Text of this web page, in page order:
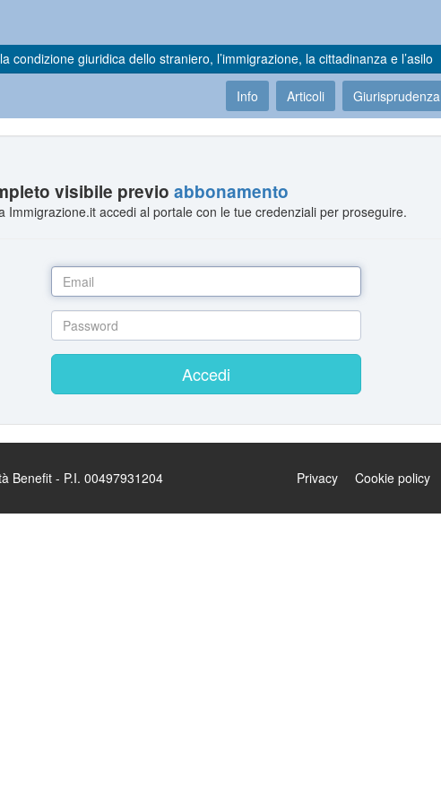
condizione giuridica dello straniero, l’immigrazione, la cittadinanza e l’asilo
Info Articoli Giurisprudenza
visibile previoabbonamento
Immigrazione.it accedi al portale con le tue credenziali per proseguire.
Accedi
Benefit - P.I. 00497931204 Privacy Cookie policy